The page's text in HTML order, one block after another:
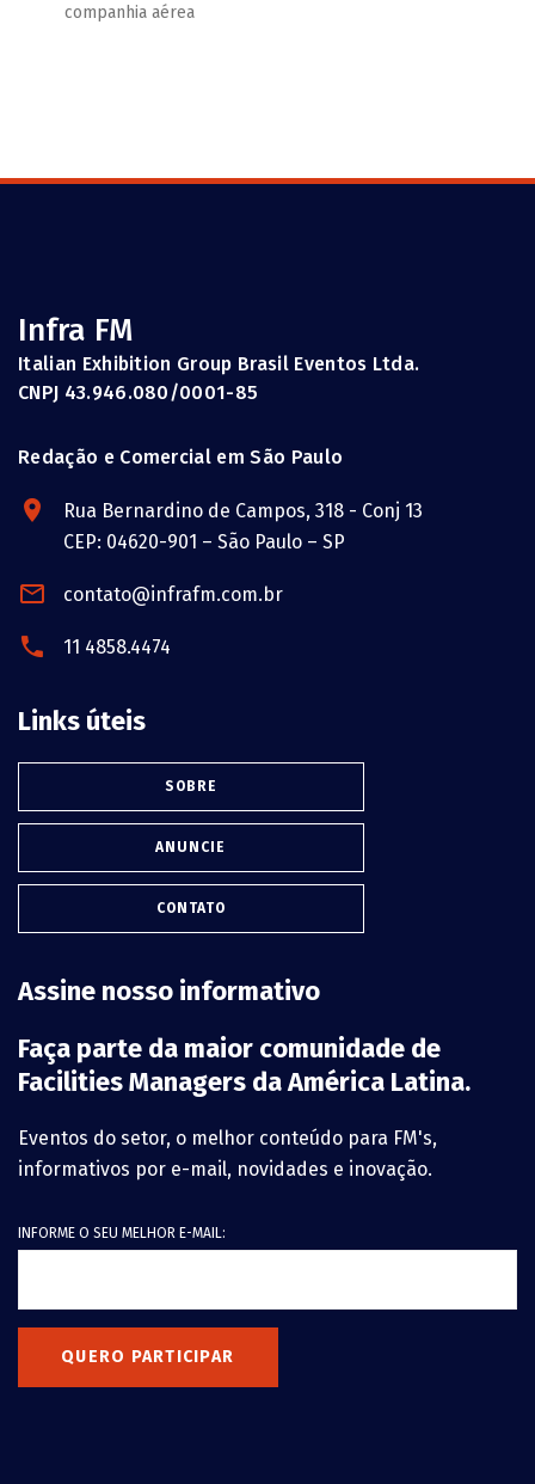
companhia aérea
Infra FM
Italian Exhibition Group Brasil Eventos Ltda.
CNPJ 43.946.080/0001-85
Redação e Comercial em São Paulo
Rua Bernardino de Campos, 318 - Conj 13
CEP: 04620-901 – São Paulo – SP
contato@infrafm.com.br
11 4858.4474
Links úteis
SOBRE
ANUNCIE
CONTATO
Assine nosso informativo
Faça parte da maior comunidade de
Facilities Managers da América Latina.
Eventos do setor, o melhor conteúdo para FM's,
informativos por e-mail, novidades e inovação.
INFORME O SEU MELHOR E-MAIL:
QUERO PARTICIPAR